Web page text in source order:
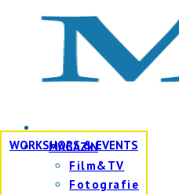
WORKSHOPS & EVENTS
MAGAZIN
Film&TV
Fotografie